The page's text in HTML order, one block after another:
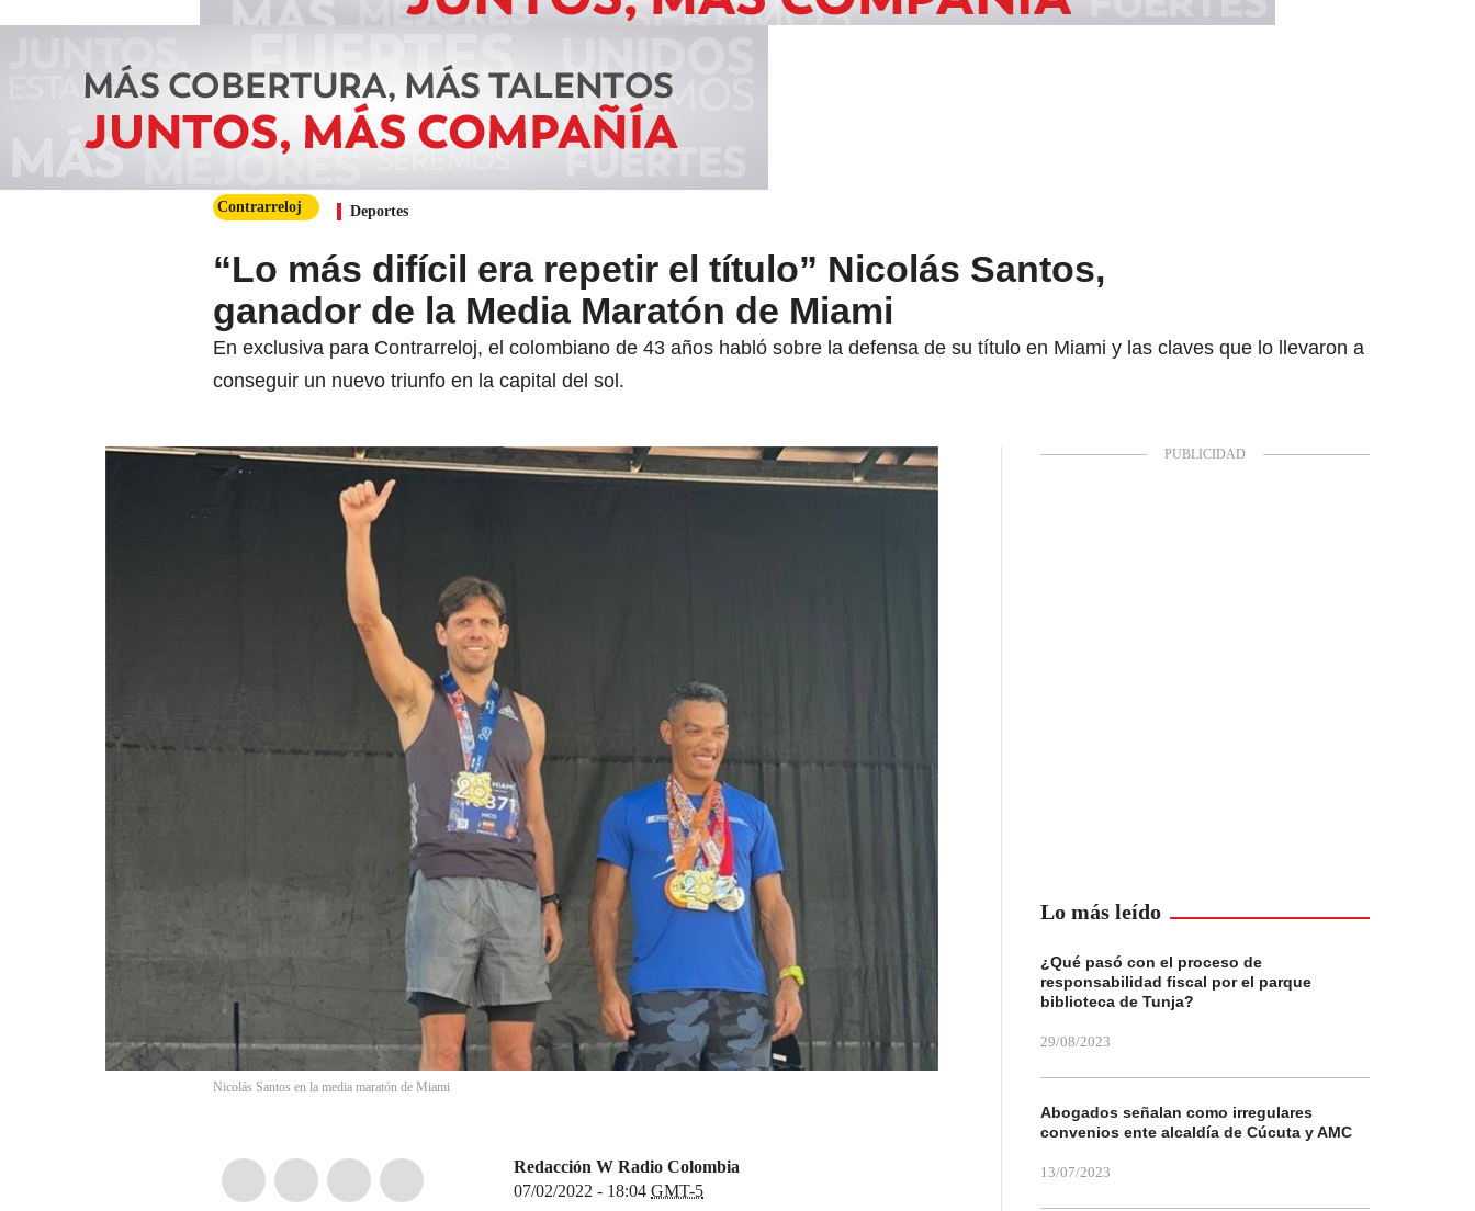
Contrarreloj Deportes
“Lo más difícil era repetir el título” Nicolás Santos,
ganador de la Media Maratón de Miami
En exclusiva para Contrarreloj, el colombiano de 43 años habló sobre la defensa de su título en Miami y las claves que lo llevaron a
conseguir un nuevo triunfo en la capital del sol.
Nicolás Santos en la media maratón de Miami
Redacción W Radio Colombia
07/02/2022 - 18:04 GMT-5
Lo más leído
¿Qué pasó con el proceso de
responsabilidad fiscal por el parque
biblioteca de Tunja?
29/08/2023
Abogados señalan como irregulares
convenios ente alcaldía de Cúcuta y AMC
13/07/2023